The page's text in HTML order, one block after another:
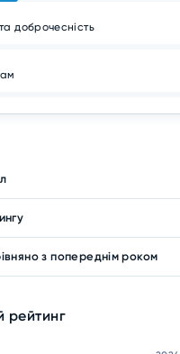
доброчесність
з попереднім роком
рейтинг